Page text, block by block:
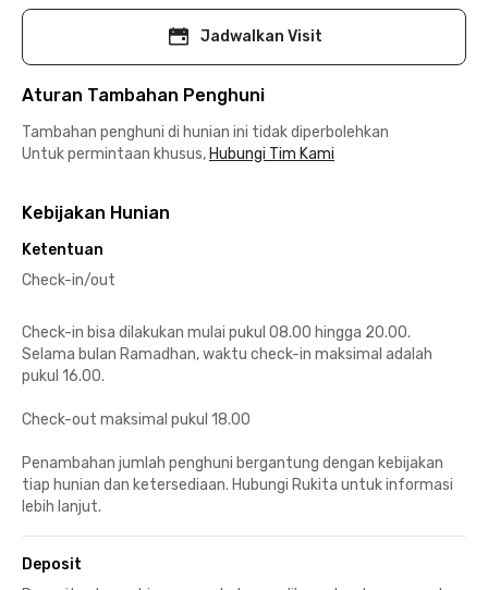
Jadwalkan Visit
Aturan Tambahan Penghuni
Tambahan penghuni di hunian ini tidak diperbolehkan
Untuk permintaan khusus, Hubungi Tim Kami
Kebijakan Hunian
Ketentuan
Check-in/out
Check-in bisa dilakukan mulai pukul 08.00 hingga 20.00.
Selama bulan Ramadhan, waktu check-in maksimal adalah
pukul 16.00.
Check-out maksimal pukul 18.00
Penambahan jumlah penghuni bergantung dengan kebijakan
tiap hunian dan ketersediaan. Hubungi Rukita untuk informasi
lebih lanjut.
Deposit